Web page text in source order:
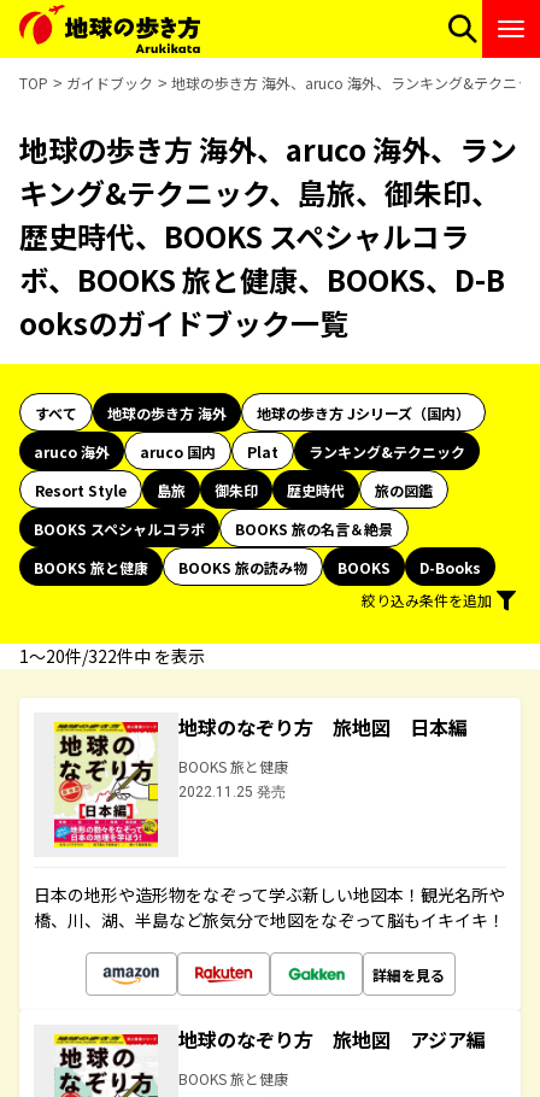
TOP ガイドブック 地球の歩き方 海外、aruco 海外、ランキング&テクニッ
地球の歩き方 海外、aruco 海外、ラン
キング&テクニック、島旅、御朱印、
歴史時代、BOOKS スペシャルコラ
ボ、BOOKS 旅と健康、BOOKS、D-B
ooksのガイドブック一覧
すべて 地球の歩き方 海外
地球の歩き方 Jシリーズ（国内）
aruco 海外
aruco 国内 Plat
ランキング&テクニック
Resort Style
島旅 御朱印 歴史時代
旅の図鑑
BOOKS スペシャルコラボ
BOOKS 旅の名言＆絶景
BOOKS 旅と健康
BOOKS 旅の読み物 BOOKS
D-Books
絞り込み条件を追加
1〜20件/322件中 を表示
地球のなぞり方 旅地図 日本編
BOOKS 旅と健康
2022.11.25 発売
日本の地形や造形物をなぞって学ぶ新しい地図本！観光名所や
橋、川、湖、半島など旅気分で地図をなぞって脳もイキイキ！
詳細を見る
地球のなぞり方 旅地図 アジア編
BOOKS 旅と健康